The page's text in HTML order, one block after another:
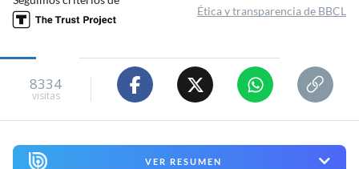
Ética y transparencia de BBCL
8334
visitas
VER RESUMEN